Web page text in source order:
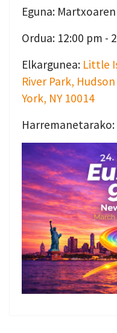
Eguna:
Ordua: 12:00 pm -
Elkargunea: Little
River Park,
York, NY 10014
Harremanetarako: